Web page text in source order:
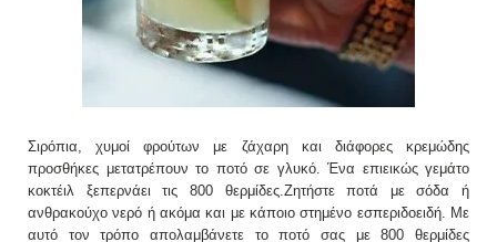
Σιρόπια, χυμοί φρούτων με ζάχαρη και διάφορες κρεμώδης
προσθήκες μετατρέπουν το ποτό σε γλυκό. Ένα επιεικώς γεμάτο
κοκτέιλ ξεπερνάει τις 800 θερμίδες.Ζητήστε ποτά με σόδα ή
ανθρακούχο νερό ή ακόμα και με κάποιο στημένο εσπεριδοειδή. Με
αυτό τον τρόπο απολαμβάνετε το ποτό σας με 800 θερμίδες